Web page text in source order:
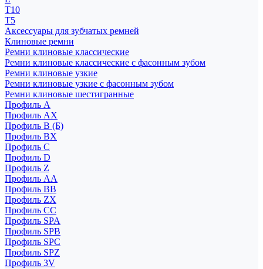
T10
T5
Аксессуары для зубчатых ремней
Клиновые ремни
Ремни клиновые классические
Ремни клиновые классические с фасонным зубом
Ремни клиновые узкие
Ремни клиновые узкие с фасонным зубом
Ремни клиновые шестигранные
Профиль A
Профиль AX
Профиль B (Б)
Профиль BX
Профиль C
Профиль D
Профиль Z
Профиль АА
Профиль BB
Профиль ZX
Профиль CC
Профиль SPA
Профиль SPB
Профиль SPC
Профиль SPZ
Профиль 3V